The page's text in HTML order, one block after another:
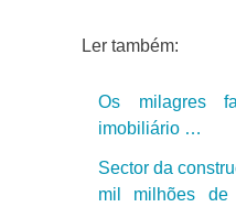
Ler também:
Os milagres
imobiliário …
Sector da
mil milhões de